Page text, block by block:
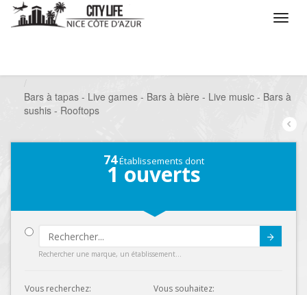
Bars à tapas - Live games - Bars à bière - Live music - Bars à
sushis - Rooftops
74Établissements dont
1 ouverts
Rechercher une marque, un établissement...
Vous recherchez:
Vous souhaitez: